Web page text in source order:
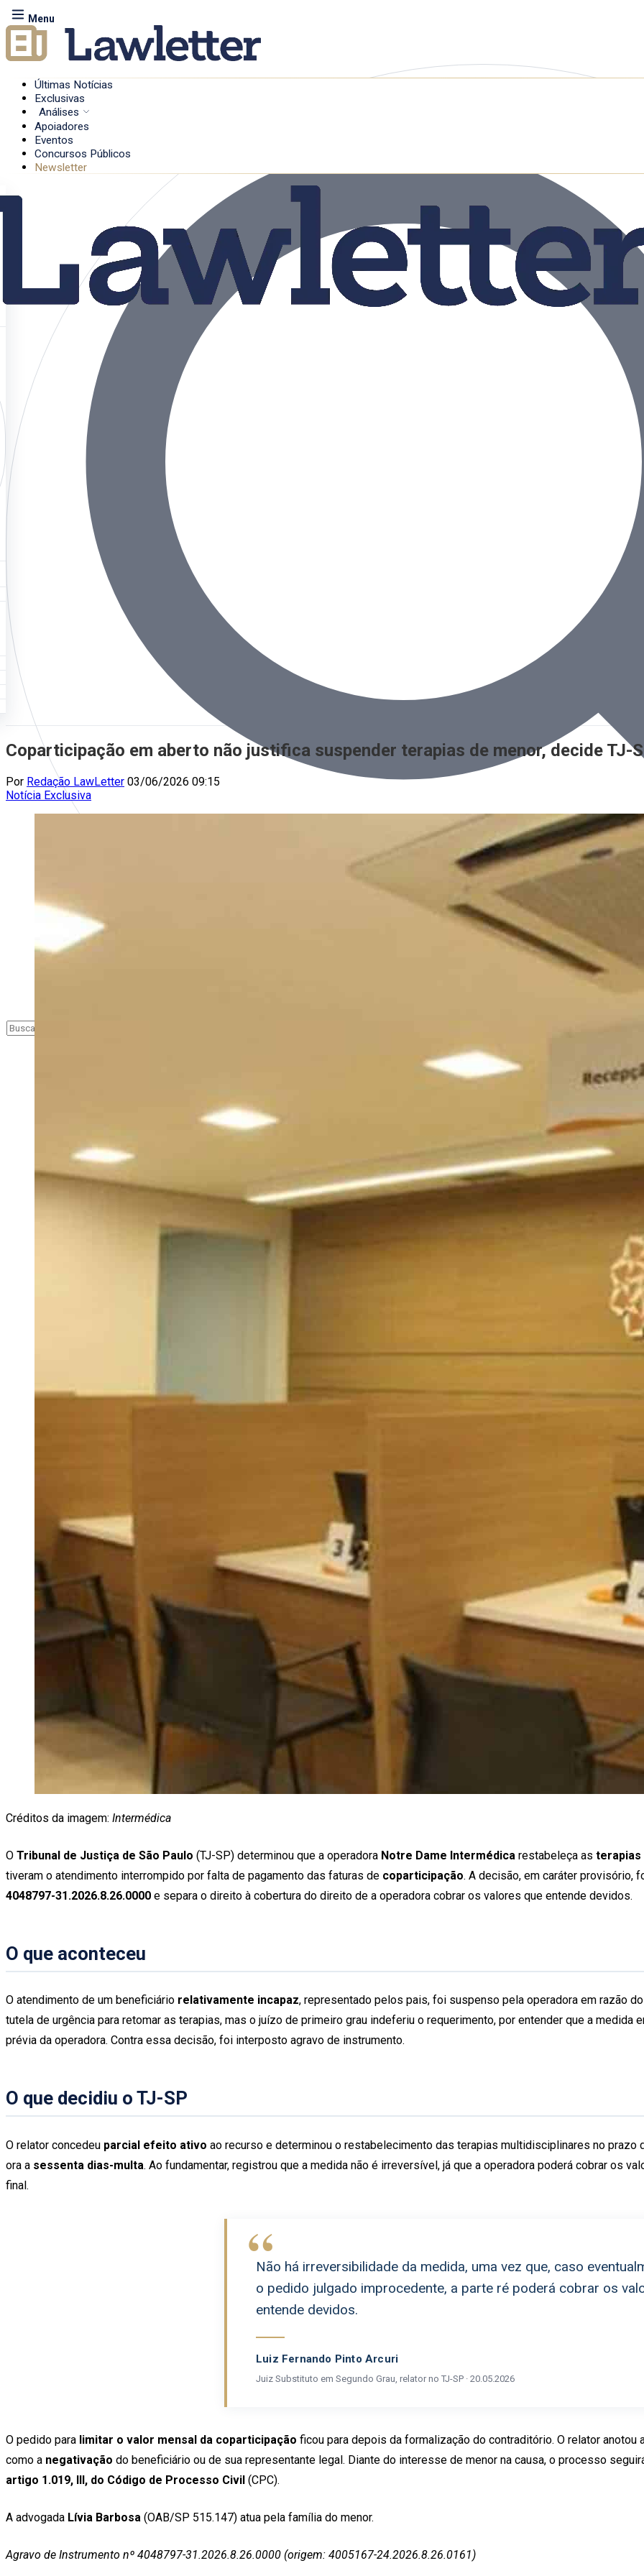
Menu
Últimas Notícias
Exclusivas
Análises
Apoiadores
Eventos
Concursos Públicos
Newsletter
Coparticipação em aberto não justifica suspender terapias de menor, decide TJ-
Por Redação LawLetter 03/06/2026 09:15
Notícia Exclusiva
Créditos da imagem: Intermédica
O Tribunal de Justiça de São Paulo (TJ-SP) determinou que a operadora Notre Dame Intermédica restabeleça as terapias
tiveram o atendimento interrompido por falta de pagamento das faturas de coparticipação. A decisão, em caráter provisório,
4048797-31.2026.8.26.0000 e separa o direito à cobertura do direito de a operadora cobrar os valores que entende devidos.
O que aconteceu
O atendimento de um beneficiário relativamente incapaz, representado pelos pais, foi suspenso pela operadora em razão
tutela de urgência para retomar as terapias, mas o juízo de primeiro grau indeferiu o requerimento, por entender que a
prévia da operadora. Contra essa decisão, foi interposto agravo de instrumento.
O que decidiu o TJ-SP
O relator concedeu parcial efeito ativo ao recurso e determinou o restabelecimento das terapias multidisciplinares no prazo
ora a sessenta dias-multa. Ao fundamentar, registrou que a medida não é irreversível, já que a operadora poderá cobrar os
final.
“
Não há irreversibilidade da medida, uma vez que, caso
o pedido julgado improcedente, a parte ré poderá cobrar os
entende devidos.
Luiz Fernando Pinto Arcuri
Juiz Substituto em Segundo Grau, relator no TJ-SP · 20.05.2026
O pedido para limitar o valor mensal da coparticipação ficou para depois da formalização do contraditório. O relator anotou
como a negativação do beneficiário ou de sua representante legal. Diante do interesse de menor na causa, o processo
artigo 1.019, III, do Código de Processo Civil (CPC).
A advogada Lívia Barbosa (OAB/SP 515.147) atua pela família do menor.
Agravo de Instrumento nº 4048797-31.2026.8.26.0000 (origem: 4005167-24.2026.8.26.0161)